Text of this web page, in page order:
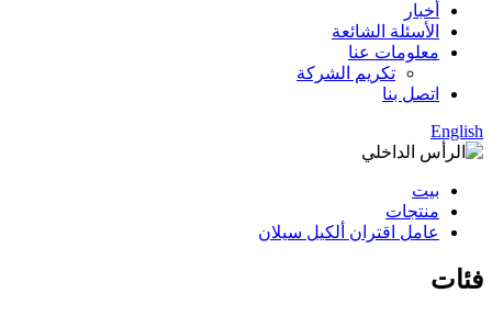
أخبار
الأسئلة الشائعة
معلومات عنا
تكريم الشركة
اتصل بنا
English
بيت
منتجات
عامل اقتران ألكيل سيلان
فئات